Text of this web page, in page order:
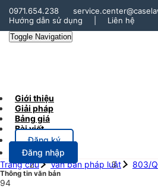
0971.654.238
Hướng dẫn sử dụng
Liên hệ
Toggle Navigation
Giới thiệu
Giải pháp
Bảng giá
Bài viết
Đăng ký
Đăng nhập
Trang chủ
Văn bản pháp luật 803/
Thông tin văn bản
94